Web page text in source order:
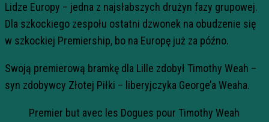
Lidze Europy – jedna z najsłabszych drużyn fazy grupowej.
Dla szkockiego zespołu ostatni dzwonek na obudzenie się
w szkockiej Premiership, bo na Europę już za późno.
Swoją premierową bramkę dla Lille zdobył Timothy Weah –
syn zdobywcy Złotej Piłki – liberyjczyka George’a Weaha.
Premier but avec les Dogues pour Timothy Weah